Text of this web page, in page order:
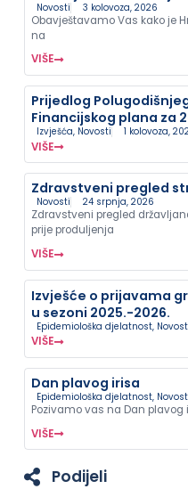
Novosti 3 kolovoza, 2026
Obavještavamo Vas kako je
na
VIŠE
Prijedlog
Financijskog plana za
Izvješća, Novosti 1 kolovoza,
VIŠE
Zdravstveni pregled
Novosti 24 srpnja, 2026
Zdravstveni pregled
prije produljenja
VIŠE
Izvješće o prijavama
u sezoni 2025.-2026.
Epidemiološka djelatnost,
VIŠE
Dan plavog irisa
Epidemiološka djelatnost,
Pozivamo vas na Dan
VIŠE
Podijeli